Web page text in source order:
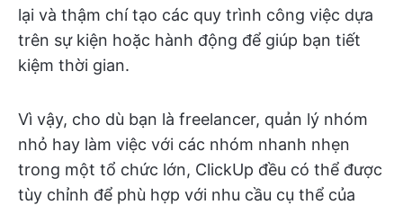
lại và thậm chí tạo các quy trình công việc dựa
trên sự kiện hoặc hành động để giúp bạn tiết
kiệm thời gian.
Vì vậy, cho dù bạn là freelancer, quản lý nhóm
nhỏ hay làm việc với các nhóm nhanh nhẹn
trong một tổ chức lớn, ClickUp đều có thể được
tùy chỉnh để phù hợp với nhu cầu cụ thể của